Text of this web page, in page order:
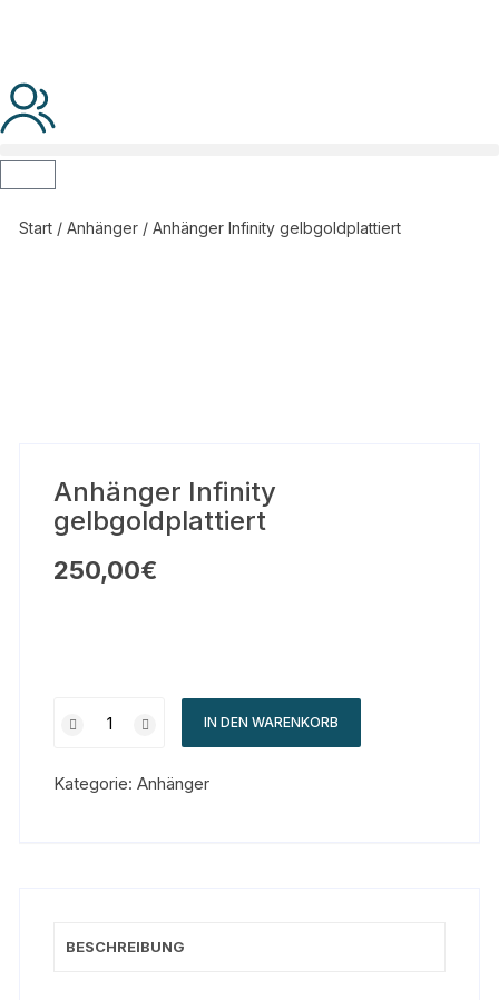
Start /Anhänger / Anhänger Infinity gelbgoldplattiert
Anhänger Infinity
gelbgoldplattiert
250,00€
IN DEN WARENKORB
Kategorie:Anhänger
BESCHREIBUNG